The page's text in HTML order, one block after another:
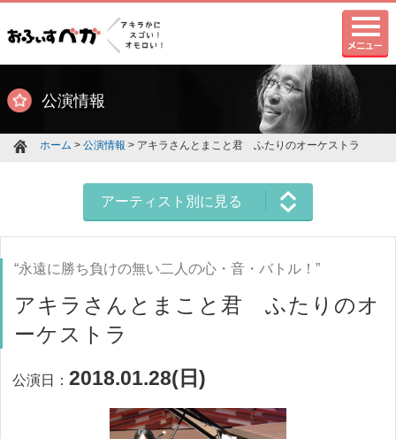
公演情報
ホーム > 公演情報 > アキラさんとまこと君 ふたりのオーケストラ
アーティスト別に見る
“永遠に勝ち負けの無い二人の心・音・バトル！”
アキラさんとまこと君 ふたりのオ
ーケストラ
公演日：2018.01.28(日)